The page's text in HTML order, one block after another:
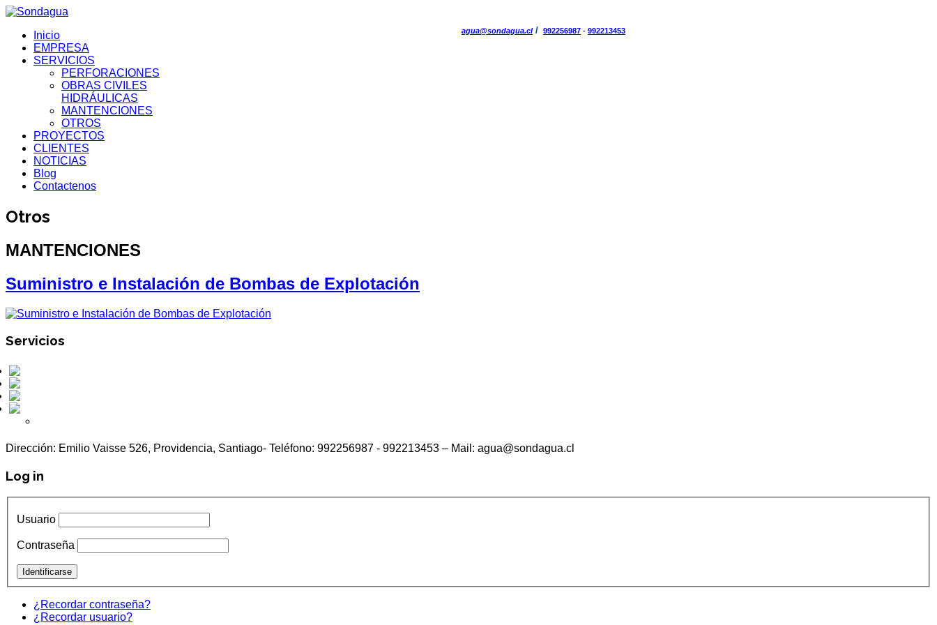
agua@sondagua.cl/ 992256987 - 992213453
Inicio
EMPRESA
SERVICIOS
PERFORACIONES
OBRAS CIVILES
HIDRÁULICAS
MANTENCIONES
OTROS
PROYECTOS
CLIENTES
NOTICIAS
Blog
Contactenos
Otros
MANTENCIONES
Suministro e Instalación de Bombas de Explotación
Servicios
Dirección: Emilio Vaisse 526, Providencia, Santiago- Teléfono: 992256987 - 992213453 – Mail: agua@sondagua.cl
Log in
Usuario
Contraseña
¿Recordar contraseña?
¿Recordar usuario?